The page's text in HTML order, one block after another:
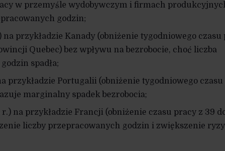
w przemyśle wydobywczym i firmach
godzin;
przykładzie Kanady (obniżenie tygodniowego czasu
Quebec) bez wpływu na bezrobocie, choć liczba
spadła;
przykładzie Portugalii (obniżenie tygodniowego czasu
marginalny spadek bezrobocia;
r.) na przykładzie Francji (obniżenie czasu pracy z 39
liczby przepracowanych godzin i zwiększenie